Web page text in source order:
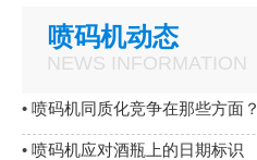
喷码机动态
NEWS INFORMATION
• 喷码机同质化竞争在那些方面？
• 喷码机应对酒瓶上的日期标识